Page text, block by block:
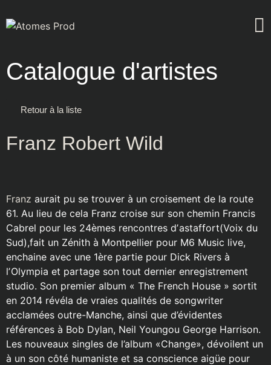
Catalogue d'artistes
Retour à la liste
Franz Robert Wild
Franz aurait pu se trouver à un croisement de la route
61. Au lieu de cela Franz croise sur son chemin Francis
Cabrel pour les 24èmes rencontres dʼastaffort(Voix du
Sud),fait un Zénith à Montpellier pour M6 Music live,
enchaine avec une 1ère partie pour Dick Rivers à
lʼOlympia et partage son tout dernier enregistrement
studio. Son premier album « The French House » sortit
en 2014 révéla de vraies qualités de songwriter
acclamées outre-Manche, ainsi que d’évidentes
références à Bob Dylan, Neil Youngou George Harrison.
Les nouveaux singles de l’album «Change», dévoilent un
à un son côté humaniste et sa conscience aigüe pour